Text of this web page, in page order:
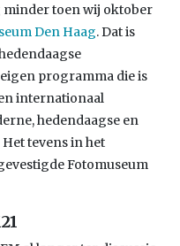
toen wij oktober
Den Haag. Dat is
programma die is
internationaal
hedendaagse en
tevens in het
Fotomuseum